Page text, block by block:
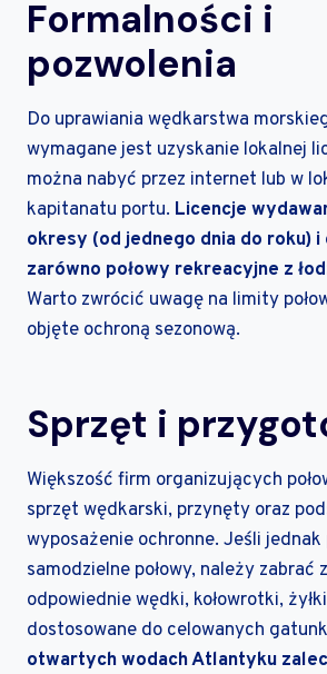
Formalności i
pozwolenia
Do uprawiania wędkarstwa
wymagane jest uzyskanie lokalnej
można nabyć przez internet lub w
kapitanatu portu. Licencje
okresy (od jednego dnia do roku) i
zarówno połowy rekreacyjne z
Warto zwrócić uwagę na limity
objęte ochroną sezonową.
Sprzęt i
Większość firm organizujących
sprzęt wędkarski, przynęty oraz
wyposażenie ochronne. Jeśli jednak
samodzielne połowy, należy zabrać
odpowiednie wędki, kołowrotki,
dostosowane do celowanych
otwartych wodach Atlantyku